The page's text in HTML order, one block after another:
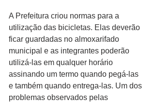
A Prefeitura criou normas para a
utilização das bicicletas. Elas deverão
ficar guardadas no almoxarifado
municipal e as integrantes poderão
utilizá-las em qualquer horário
assinando um termo quando pegá-las
e também quando entrega-las. Um dos
problemas observados pelas